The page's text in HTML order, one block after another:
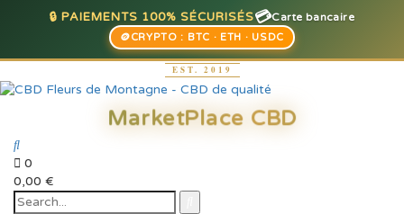
🔒 PAIEMENTS 100% SÉCURISÉS💳Carte bancaire
🪙CRYPTO : BTC · ETH · USDC
0
0,00 €